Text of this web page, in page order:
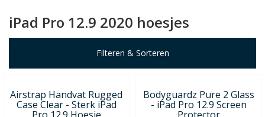
iPad Pro 12.9 2020 hoesjes
Filteren & Sorteren
Airstrap Handvat Rugged
Case Clear - Sterk iPad
Pro 12.9 Hoesje
Bodyguardz Pure 2 Glass
- iPad Pro 12.9 Screen
Protector